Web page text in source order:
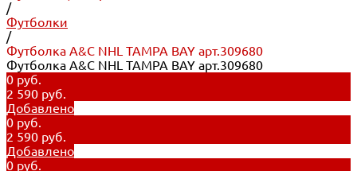
/
Футболки
/
Футболка A&C NHL TAMPA BAY арт.309680
Футболка A&C NHL TAMPA BAY арт.309680
0 руб.
2 590 руб.
Добавлено
0 руб.
2 590 руб.
Добавлено
0 руб.